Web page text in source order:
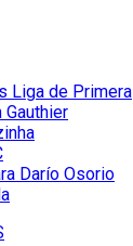
Liga de Primera
Gauthier
Darío Osorio